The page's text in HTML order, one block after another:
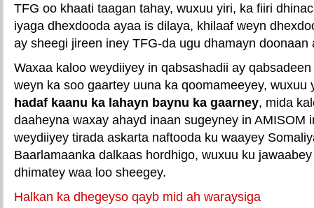
TFG oo khaati taagan tahay, wuxuu yiri, ka fiiri
iyaga dhexdooda ayaa is dilaya, khilaaf weyn
ay sheegi jireen iney TFG-da ugu dhamayn doonaan
Waxaa kaloo weydiiyey in qabsashadii ay
weyn ka soo gaartey uuna ka qoomameeyey, wuxuu
hadaf kaanu ka lahayn baynu ka gaarney, mida
daaheyna waxay ahayd inaan sugeyney in AMISOM
weydiiyey tirada askarta naftooda ku waayey
Baarlamaanka dalkaas hordhigo, wuxuu ku
dhimatey waa loo sheegey.
Halkan ka dhegeyso qayb mid ah waraysiga